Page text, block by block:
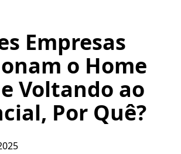
Empresas
o Home
Voltando ao
Por Quê?